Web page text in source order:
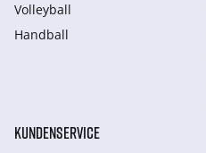
Volleyball
Handball
KUNDENSERVICE